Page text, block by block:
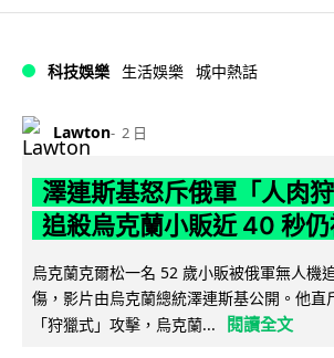
科技娛樂 生活娛樂 城中熱話
Lawton 2 日
澤連斯基怒斥俄軍「人肉
追殺烏克蘭小販近 40 秒
烏克蘭克爾松一名 52 歲小販被俄軍無人機
傷，影片由烏克蘭總統澤連斯基公開。他直
「狩獵式」攻擊，烏克蘭...
閱讀全文